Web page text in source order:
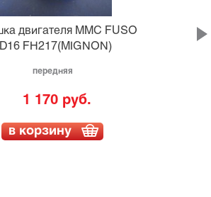
двигателя MMC FUSO
FH217(MIGNON)
передняя
1 170 руб.
в корзину